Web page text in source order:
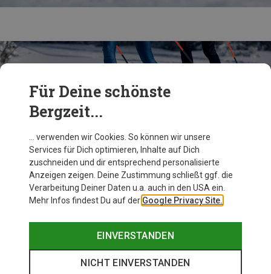
Du bist auf der Suche nach mehr? Dann schau
vorbei!
Für Deine schönste
Bergzeit...
… verwenden wir Cookies. So können wir unsere
Services für Dich optimieren, Inhalte auf Dich
zuschneiden und dir entsprechend personalisierte
Anzeigen zeigen. Deine Zustimmung schließt ggf. die
Verarbeitung Deiner Daten u.a. auch in den USA ein.
Mehr Infos findest Du auf der Google Privacy Site.
EINVERSTANDEN
NICHT EINVERSTANDEN